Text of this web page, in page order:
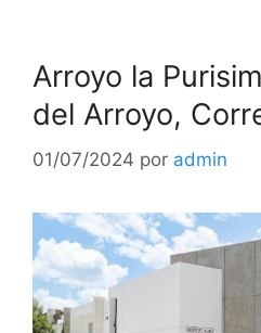
Arroyo la
del Arroyo,
01/07/2024 por admin